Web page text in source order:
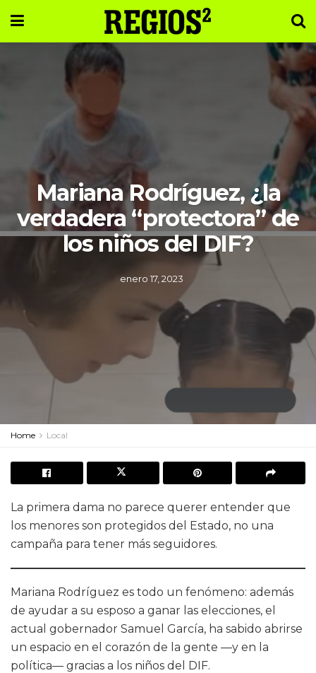
Mariana Rodríguez, ¿la
verdadera “protectora” de
los niños del DIF?
enero 17, 2023
Home Local
La primera dama no parece querer entender que
los menores son protegidos del Estado, no una
campaña para tener más seguidores.
Mariana Rodríguez es todo un fenómeno: además
de ayudar a su esposo a ganar las elecciones, el
actual gobernador Samuel García, ha sabido abrirse
un espacio en el corazón de la gente —y en la
política— gracias a los niños del DIF.